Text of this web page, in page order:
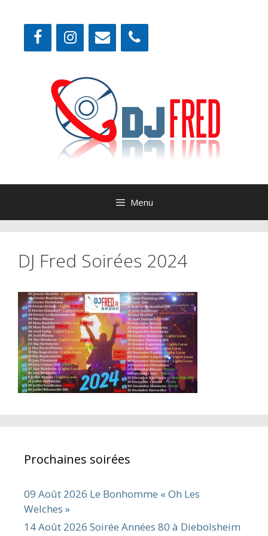
contenu
Menu
DJ Fred Soirées 2024
Prochaines soirées
09 Août 2026 Le Bonhomme « Oh Les
Welches »
14 Août 2026 Soirée Années 80 à Diebolsheim